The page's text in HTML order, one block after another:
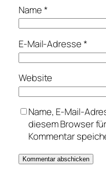
Name*
E-Mail-Adresse*
Website
Name, E-Mail-
diesem Browser
Kommentar